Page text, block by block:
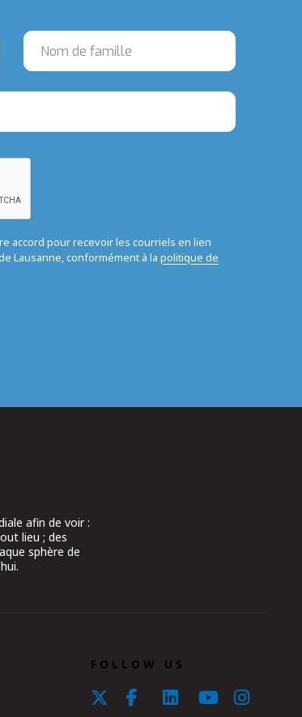
accord pour recevoir les courriels en lien
Lausanne, conformément à la politique de
afin de voir :
lieu ; des
sphère de
FOLLOW US